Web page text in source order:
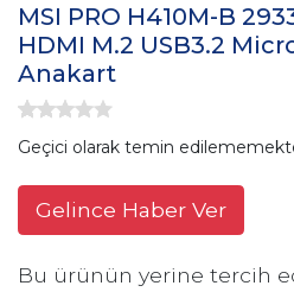
MSI PRO H410M-B
HDMI M.2 USB3.2
Anakart
Geçici olarak temin
Gelince Haber Ver
Bu ürünün yerine tercih